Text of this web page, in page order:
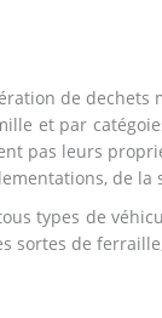
de
et par
pas leurs
de
types de
sortes de